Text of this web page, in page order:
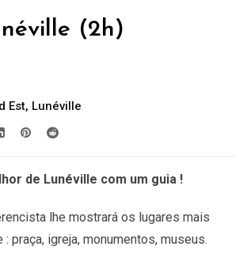
(2h)
Est, Lunéville
de Lunéville com um guia !
lhe mostrará os lugares mais
praça, igreja, monumentos, museus.